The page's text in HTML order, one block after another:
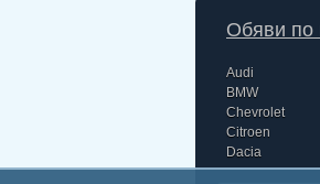
Обяви по
Audi
BMW
Chevrolet
Citroen
Dacia